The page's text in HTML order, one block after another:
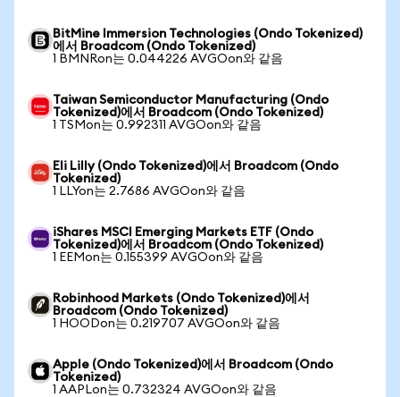
BitMine Immersion Technologies (Ondo Tokenized)
에서 Broadcom (Ondo Tokenized)
1 BMNRon는 0.044226 AVGOon와 같음
Taiwan Semiconductor Manufacturing (Ondo
Tokenized)에서 Broadcom (Ondo Tokenized)
1 TSMon는 0.992311 AVGOon와 같음
Eli Lilly (Ondo Tokenized)에서 Broadcom (Ondo
Tokenized)
1 LLYon는 2.7686 AVGOon와 같음
iShares MSCI Emerging Markets ETF (Ondo
Tokenized)에서 Broadcom (Ondo Tokenized)
1 EEMon는 0.155399 AVGOon와 같음
Robinhood Markets (Ondo Tokenized)에서
Broadcom (Ondo Tokenized)
1 HOODon는 0.219707 AVGOon와 같음
Apple (Ondo Tokenized)에서 Broadcom (Ondo
Tokenized)
1 AAPLon는 0.732324 AVGOon와 같음